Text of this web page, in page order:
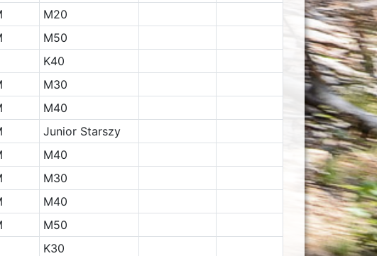
M20
M50
K40
M30
M40
Junior Starszy
M40
M30
M40
M50
K30